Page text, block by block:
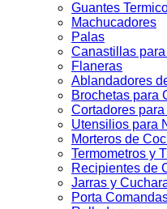
Guantes
Machucadores
Palas
Canastillas
Flaneras
Ablandadores
Brochetas para
Cortadores
Utensilios para
Morteros de
Termometros y
Recipientes de
Jarras y
Porta